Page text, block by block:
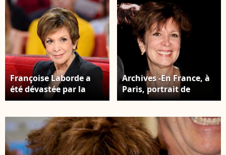
Françoise Laborde a
été dévastée par la
perte de sa soeur
Laborde lors de
l'Enregistrement de
l'émission "Vivement
Archives -En France, à
Paris, portrait de
Catherine LABORDE
première du film THE
ARTIST au cinéma Le
Grand Rex. Le 28